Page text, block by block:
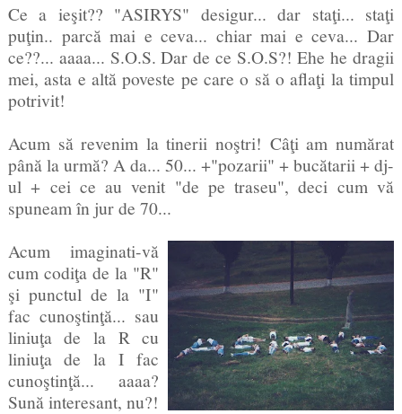
Ce a ieşit?? "ASIRYS" desigur... dar staţi... staţi
puţin.. parcă mai e ceva... chiar mai e ceva... Dar
ce??... aaaa... S.O.S. Dar de ce S.O.S?! Ehe he dragii
mei, asta e altă poveste pe care o să o aflaţi la timpul
potrivit!
Acum să revenim la tinerii noştri! Câţi am numărat
până la urmă? A da... 50... +"pozarii" + bucătarii + dj-
ul + cei ce au venit "de pe traseu", deci cum vă
spuneam în jur de 70...
Acum imaginati-vă
cum codiţa de la "R"
şi punctul de la "I"
fac cunoştinţă... sau
liniuţa de la R cu
liniuţa de la I fac
cunoştinţă... aaaa?
Sună interesant, nu?!